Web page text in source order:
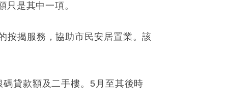
是其中一項。
按揭服務，協助市民安居置業。該
貸款額及二手樓。5月至其後時